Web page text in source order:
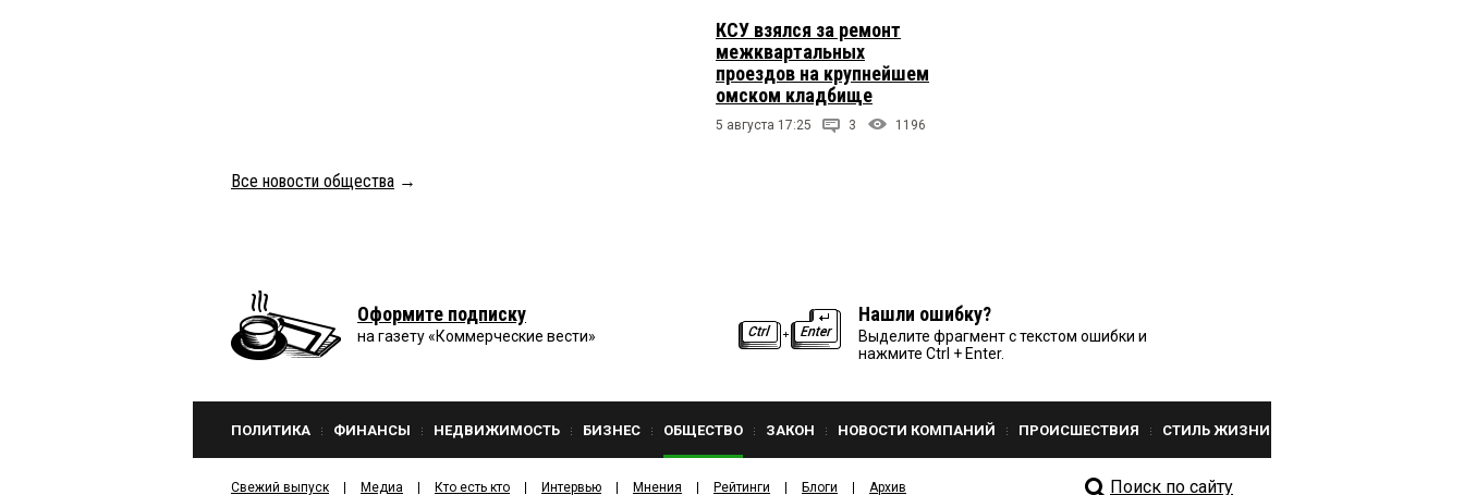
КСУ взялся за ремонт
межквартальных
проездов на крупнейшем
омском кладбище
5 августа 17:25 3 1196
Все новости общества →
Оформите подписку
на газету «Коммерческие вести»
Нашли ошибку?
Выделите фрагмент с текстом ошибки и
нажмите Ctrl + Enter.
ПОЛИТИКА ФИНАНСЫ НЕДВИЖИМОСТЬ БИЗНЕС ОБЩЕСТВО ЗАКОН НОВОСТИ КОМПАНИЙ ПРОИСШЕСТВИЯ СТИЛЬ ЖИЗНИ
Свежий выпуск Медиа Кто есть кто Интервью Мнения Рейтинги Блоги Архив Поиск по сайту